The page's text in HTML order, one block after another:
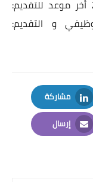
سوريا - حلب - عفرين عدد الشواغر: 20 أخر موعد للتقديم:
مشاركة
LinkedIn
إرسال
Email